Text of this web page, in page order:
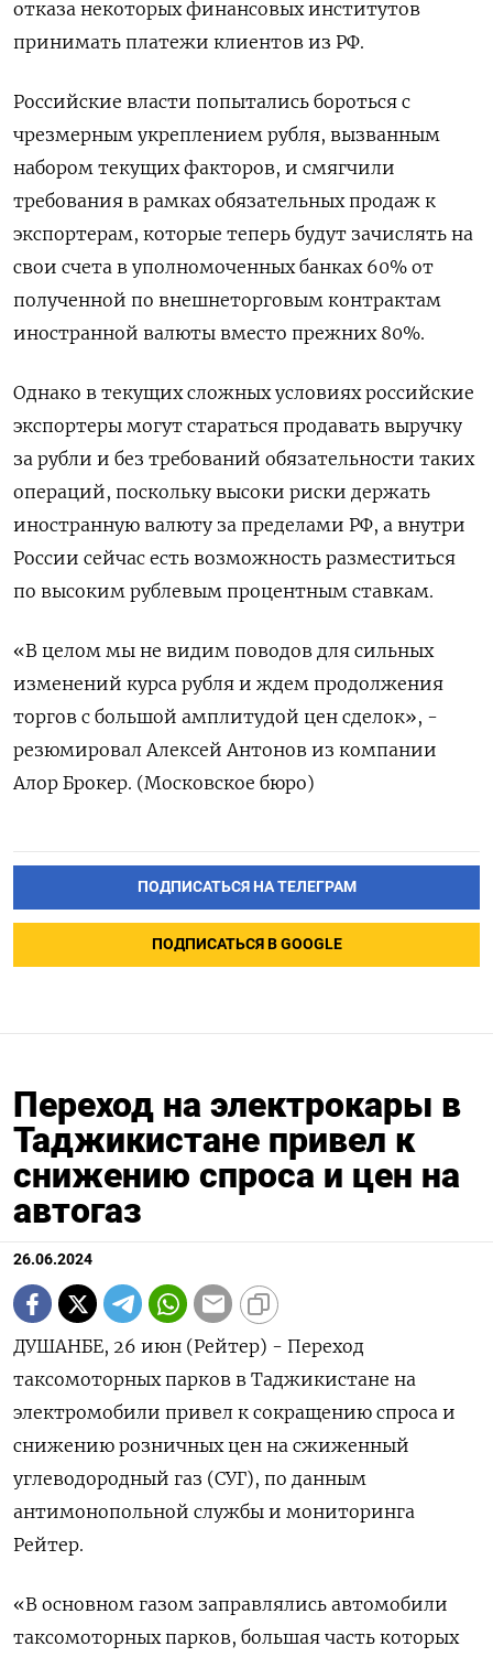
отказа некоторых финансовых институтов
принимать платежи клиентов из РФ.
Российские власти попытались бороться с
чрезмерным укреплением рубля, вызванным
набором текущих факторов, и смягчили
требования в рамках обязательных продаж к
экспортерам, которые теперь будут зачислять на
свои счета в уполномоченных банках 60% от
полученной по внешнеторговым контрактам
иностранной валюты вместо прежних 80%.
Однако в текущих сложных условиях российские
экспортеры могут стараться продавать выручку
за рубли и без требований обязательности таких
операций, поскольку высоки риски держать
иностранную валюту за пределами РФ, а внутри
России сейчас есть возможность разместиться
по высоким рублевым процентным ставкам.
«В целом мы не видим поводов для сильных
изменений курса рубля и ждем продолжения
торгов с большой амплитудой цен сделок», -
резюмировал Алексей Антонов из компании
Алор Брокер. (Московское бюро)
ПОДПИСАТЬСЯ НА ТЕЛЕГРАМ
ПОДПИСАТЬСЯ В GOOGLE
Переход на электрокары в
Таджикистане привел к
снижению спроса и цен на
автогаз
26.06.2024
ДУШАНБЕ, 26 июн (Рейтер) - Переход
таксомоторных парков в Таджикистане на
электромобили привел к сокращению спроса и
снижению розничных цен на сжиженный
углеводородный газ (СУГ), по данным
антимонопольной службы и мониторинга
Рейтер.
«В основном газом заправлялись автомобили
таксомоторных парков, большая часть которых